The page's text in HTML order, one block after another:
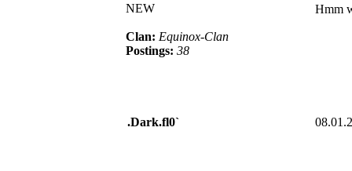
NEW
Clan: Equinox-Clan
Postings: 38
Hmm
.Dark.fl0`